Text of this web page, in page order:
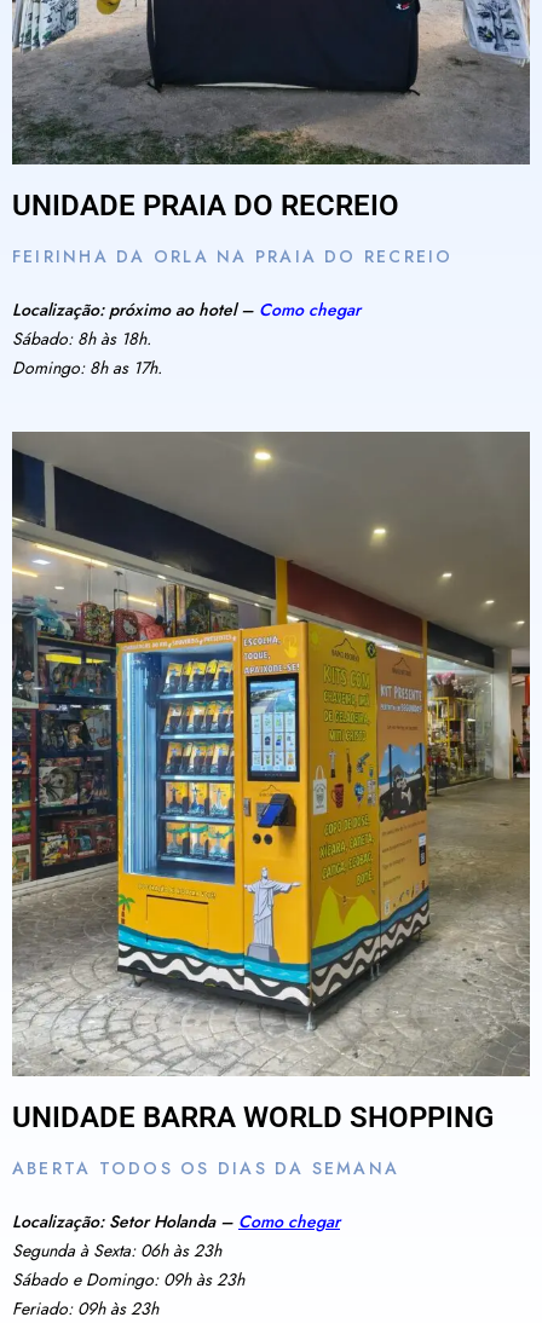
UNIDADE PRAIA DO RECREIO
FEIRINHA DA ORLA NA PRAIA DO RECREIO
Localização: próximo ao hotel – Como chegar
Sábado: 8h às 18h.
Domingo: 8h as 17h.
UNIDADE BARRA WORLD SHOPPING
ABERTA TODOS OS DIAS DA SEMANA
Localização: Setor Holanda – Como chegar
Segunda à Sexta: 06h às 23h
Sábado e Domingo: 09h às 23h
Feriado: 09h às 23h